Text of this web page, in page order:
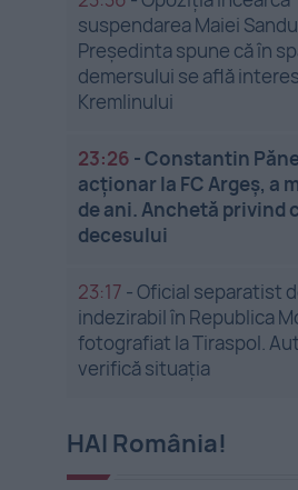
suspendarea Maiei
Președinta spune că în
demersului se află
Kremlinului
23:26 -Constantin
acționar la FC Argeș, a
de ani. Anchetă privind
decesului
23:17 -Oficial separatist
indezirabil în Republica
fotografiat la Tiraspol.
verifică situația
HAI România!